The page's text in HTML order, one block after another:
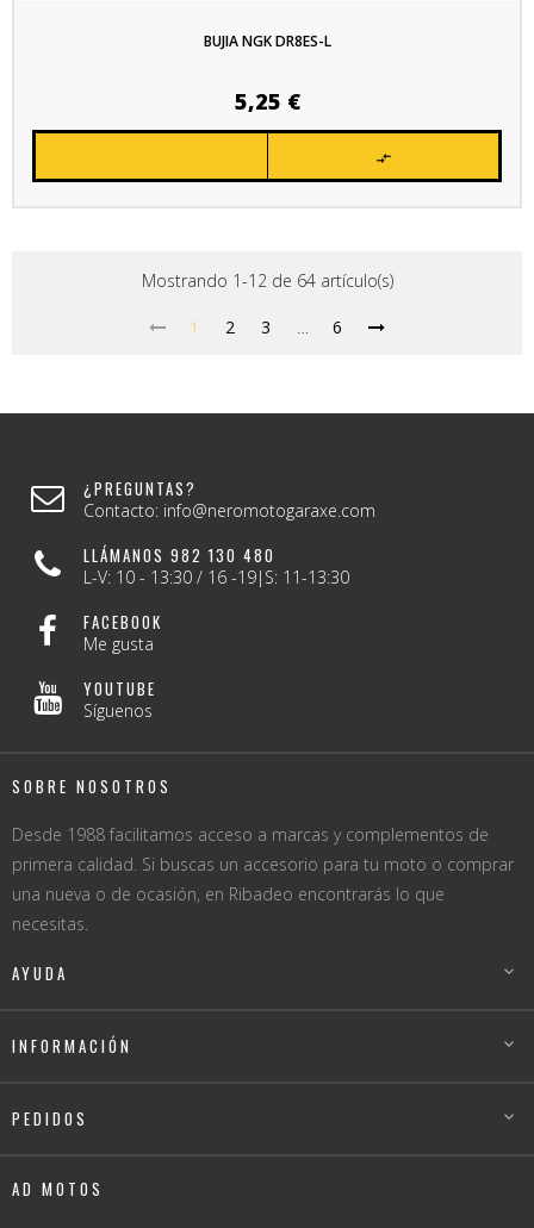
BUJIA NGK DR8ES-L
Precio
5,25 €

Mostrando 1-12 de 64 artículo(s)
1 2 3 … 6
¿PREGUNTAS?
Contacto: info@neromotogaraxe.com
LLÁMANOS 982 130 480
L-V: 10 - 13:30 / 16 -19|S: 11-13:30
FACEBOOK
Me gusta
YOUTUBE
Síguenos
SOBRE NOSOTROS
Desde 1988 facilitamos acceso a marcas y complementos de
primera calidad. Si buscas un accesorio para tu moto o comprar
una nueva o de ocasión, en Ribadeo encontrarás lo que
necesitas.
AYUDA 
INFORMACIÓN 
PEDIDOS 
AD MOTOS